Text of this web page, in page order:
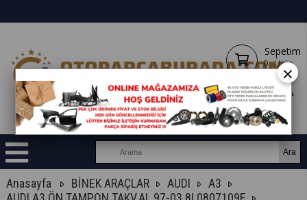
Sepetim
0 Ürün
Anasayfa BİNEK ARAÇLAR AUDI
A3
×